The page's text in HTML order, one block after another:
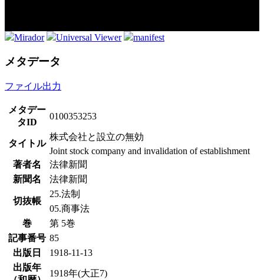
Mirador Universal Viewer manifest
メタデータ
ファイル出力
メタデー
タID
0100353253
タイトル
株式会社と設立の無効
Joint stock company and invalidation of establishment
著者名
法律新聞
新聞名
法律新聞
切抜帳
25.法制
05.商事法
巻
第 5巻
記事番号 85
出版日
1918-11-13
出版年
1918年(大正7)